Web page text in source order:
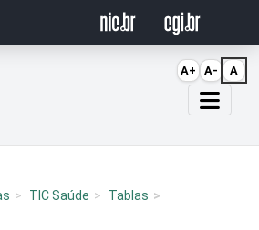
TIC Saúde Tablas
A+ A- A